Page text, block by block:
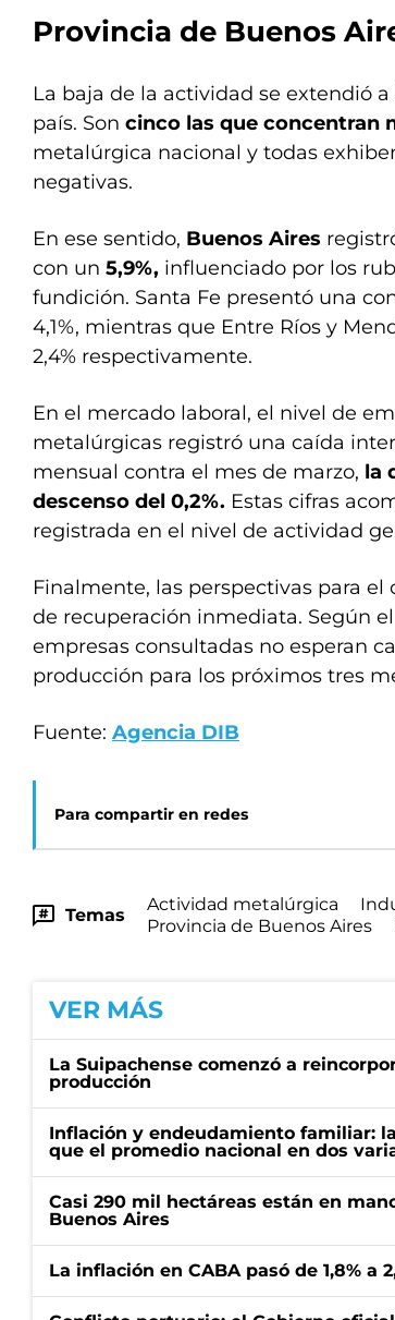
Provincia de Buenos
La baja de la actividad se extendió
país. Son cinco las que concentran
metalúrgica nacional y todas
negativas.
En ese sentido, Buenos Aires
con un 5,9%, influenciado por los
fundición. Santa Fe presentó una
4,1%, mientras que Entre Ríos y
2,4% respectivamente.
En el mercado laboral, el nivel de
metalúrgicas registró una caída
mensual contra el mes de marzo, la
descenso del 0,2%. Estas cifras
registrada en el nivel de actividad
Finalmente, las perspectivas para
de recuperación inmediata. Según
empresas consultadas no esperan
producción para los próximos tres
Fuente: Agencia DIB
Para compartir en redes
Temas
Actividad metalúrgica
Provincia de Buenos Aires
VER MÁS
La Suipachense comenzó a
producción
Inflación y endeudamiento familiar:
que el promedio nacional en dos
Casi 290 mil hectáreas están en
Buenos Aires
La inflación en CABA pasó de 1,8% a